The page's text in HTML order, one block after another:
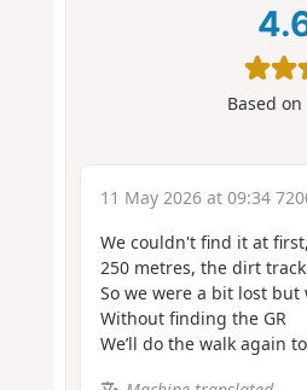
Based on
11 May 2026 at 09:34
We couldn't find it at
250 metres, the dirt
So we were a bit lost but
Without finding the GR
We’ll do the walk again